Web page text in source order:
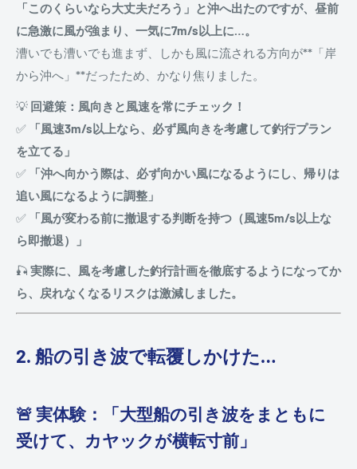
「このくらいなら大丈夫だろう」と沖へ出たのですが、昼前
に急激に風が強まり、一気に7m/s以上に…。
漕いでも漕いでも進まず、しかも風に流される方向が**「岸
から沖へ」**だったため、かなり焦りました。
💡 回避策：風向きと風速を常にチェック！
✅
「風速3m/s以上なら、必ず風向きを考慮して釣行プラン
を立てる」
✅
「沖へ向かう際は、必ず向かい風になるようにし、帰りは
追い風になるように調整」
✅
「風が変わる前に撤退する判断を持つ（風速5m/s以上な
ら即撤退）」
🎣 実際に、風を考慮した釣行計画を徹底するようになってか
ら、戻れなくなるリスクは激減しました。
2. 船の引き波で転覆しかけた…
🚨 実体験：「大型船の引き波をまともに
受けて、カヤックが横転寸前」